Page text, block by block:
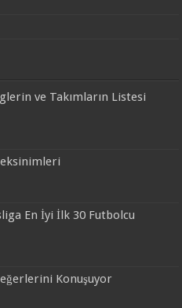
ve Takımların Listesi
En İyi İlk 30 Futbolcu
Konuşuyor